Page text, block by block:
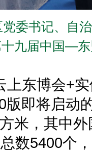
委书记、自
九届中国—
东博会+
版即将启动
米，其中
数5400个